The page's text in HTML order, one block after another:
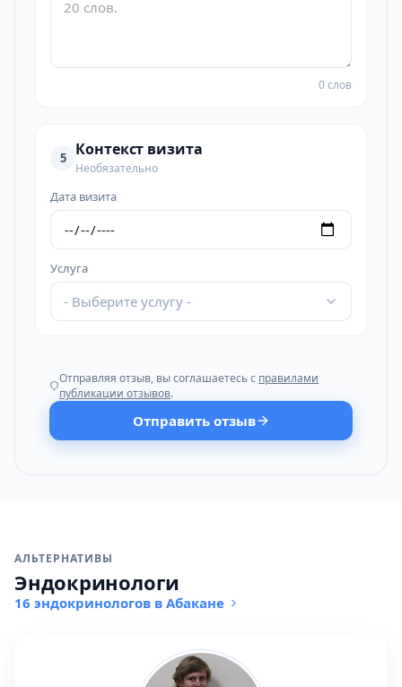
0 слов
5 Контекст визита
Необязательно
Дата визита
Услуга
- Выберите услугу -
Отправляя отзыв, вы соглашаетесь с правилами
публикации отзывов.
Отправить отзыв
АЛЬТЕРНАТИВЫ
Эндокринологи
16 эндокринологов в Абакане